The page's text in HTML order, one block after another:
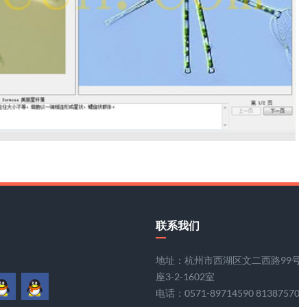
联系我们
地址：杭州市西湖区文二西路99
座3-2-1602室
电话：0571-89714590 81387570